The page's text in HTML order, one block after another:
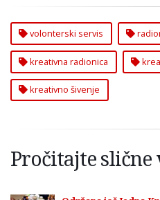
volonterski servis
kreativna radionica
kreativno šivenje
Pročitajte slične